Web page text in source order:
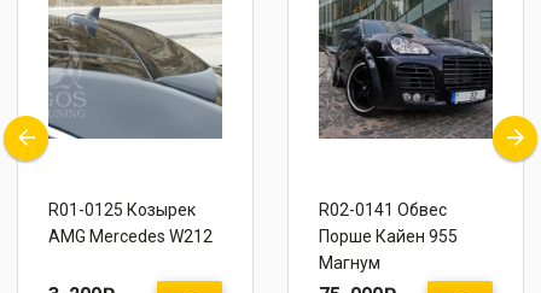
R01-0125 Козырек
AMG Mercedes W212
R02-0141 Обвес
Порше Кайен 955
Магнум